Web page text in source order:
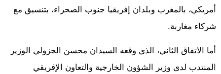
أمريكي، بالمغرب وبلدان إفريقيا جنوب الصحراء، بتنسيق مع
شركاء مغاربة.
أما الاتفاق الثاني، الذي وقعه السيدان محسن الجزولي الوزير
المنتدب لدى وزير الشؤون الخارجية والتعاون الإفريقي